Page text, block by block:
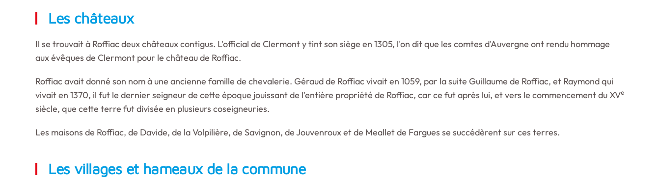
Les châteaux
Il se trouvait à Roffiac deux châteaux contigus. L'official de Clermont y tint son siège en 1305, l'on dit que les comtes d'Auvergne ont rendu hommage
aux évêques de Clermont pour le château de Roffiac.
Roffiac avait donné son nom à une ancienne famille de chevalerie. Géraud de Roffiac vivait en 1059, par la suite Guillaume de Roffiac, et Raymond qui
vivait en 1370, il fut le dernier seigneur de cette époque jouissant de l'entière propriété de Roffiac, car ce fut après lui, et vers le commencement du XVe
siècle, que cette terre fut divisée en plusieurs coseigneuries.
Les maisons de Roffiac, de Davide, de la Volpilière, de Savignon, de Jouvenroux et de Meallet de Fargues se succédèrent sur ces terres.
Les villages et hameaux de la commune